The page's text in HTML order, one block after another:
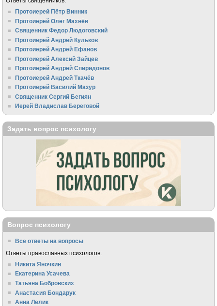
Протоиерей Пётр Винник
Протоиерей Олег Махнёв
Священник Федор Людоговский
Протоиерей Андрей Кульков
Протоиерей Андрей Ефанов
Протоиерей Алексий Зайцев
Протоиерей Андрей Спиридонов
Протоиерей Андрей Ткачёв
Протоиерей Василий Мазур
Священник Сергий Бегиян
Иерей Владислав Береговой
Задать вопрос психологу
Вопрос психологу
Все ответы на вопросы
Ответы православных психологов:
Никита Яночкин
Екатерина Усачева
Татьяна Бобровских
Анастасия Бондарук
Анна Лелик